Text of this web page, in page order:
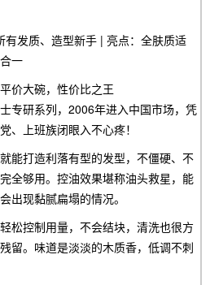
发质、造型新手 | 亮点：全肤质适
一
价大碗，性价比之王
专研系列，2006年进入中国市场，凭
、上班族闭眼入不心疼！
能打造利落有型的发型，不僵硬、不
全够用。控油效果堪称油头救星，能
出现黏腻扁塌的情况。
松控制用量，不会结块，清洗也很方
留。味道是淡淡的木质香，低调不刺